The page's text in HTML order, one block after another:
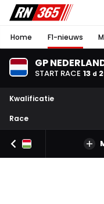
Home F1-nieuws
GP
START RACE 13 d
Kwalificatie
Race